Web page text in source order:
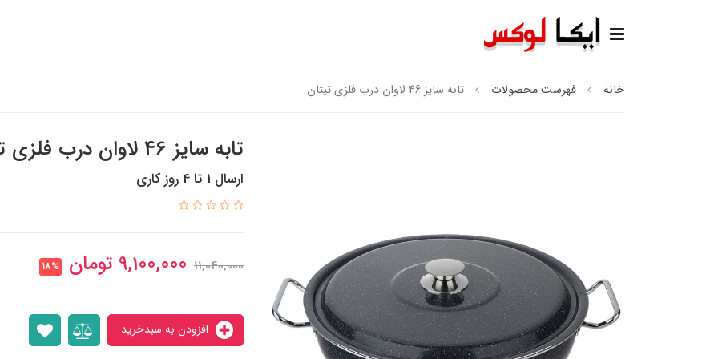
خانه فهرست محصولات تابه سایز 46 لاوان درب فلزی تیتان
تابه سایز 46 لاوان درب فلزی تیتان
ارسال 1 تا 4 روز کاری
11,040,000
9,100,000 تومان 18%